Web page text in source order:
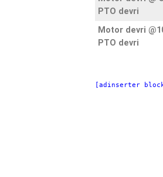
PTO devri
Motor devri
PTO devri
[adinserter